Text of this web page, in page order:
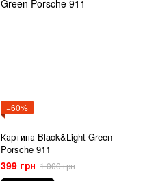
−60%
Картина Black&Light Green
Porsche 911
399 грн 1 000 грн